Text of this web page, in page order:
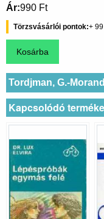
Ár 990 Ft
Törzsvásárlói pontok 99
Tordjman, G.-
Kapcsolódó